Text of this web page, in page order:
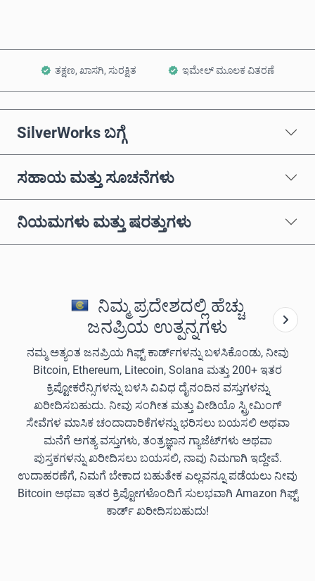
ತಕ್ಷಣ, ಖಾಸಗಿ, ಸುರಕ್ಷಿತ ಇಮೇಲ್ ಮೂಲಕ ವಿತರಣೆ
SilverWorks ಬಗ್ಗೆ
ಸಹಾಯ ಮತ್ತು ಸೂಚನೆಗಳು
ನಿಯಮಗಳು ಮತ್ತು ಷರತ್ತುಗಳು
ನಿಮ್ಮ ಪ್ರದೇಶದಲ್ಲಿ ಹೆಚ್ಚು
ಜನಪ್ರಿಯ ಉತ್ಪನ್ನಗಳು
ನಮ್ಮ ಅತ್ಯಂತ ಜನಪ್ರಿಯ ಗಿಫ್ಟ್ ಕಾರ್ಡ್‌ಗಳನ್ನು ಬಳಸಿಕೊಂಡು, ನೀವು
Bitcoin, Ethereum, Litecoin, Solana ಮತ್ತು 200+ ಇತರ
ಕ್ರಿಪ್ಟೋಕರೆನ್ಸಿಗಳನ್ನು ಬಳಸಿ ವಿವಿಧ ದೈನಂದಿನ ವಸ್ತುಗಳನ್ನು
ಖರೀದಿಸಬಹುದು. ನೀವು ಸಂಗೀತ ಮತ್ತು ವೀಡಿಯೊ ಸ್ಟ್ರೀಮಿಂಗ್
ಸೇವೆಗಳ ಮಾಸಿಕ ಚಂದಾದಾರಿಕೆಗಳನ್ನು ಭರಿಸಲು ಬಯಸಲಿ ಅಥವಾ
ಮನೆಗೆ ಅಗತ್ಯ ವಸ್ತುಗಳು, ತಂತ್ರಜ್ಞಾನ ಗ್ಯಾಜೆಟ್‌ಗಳು ಅಥವಾ
ಪುಸ್ತಕಗಳನ್ನು ಖರೀದಿಸಲು ಬಯಸಲಿ, ನಾವು ನಿಮಗಾಗಿ ಇದ್ದೇವೆ.
ಉದಾಹರಣೆಗೆ, ನಿಮಗೆ ಬೇಕಾದ ಬಹುತೇಕ ಎಲ್ಲವನ್ನೂ ಪಡೆಯಲು ನೀವು
Bitcoin ಅಥವಾ ಇತರ ಕ್ರಿಪ್ಟೋಗಳೊಂದಿಗೆ ಸುಲಭವಾಗಿ Amazon ಗಿಫ್ಟ್
ಕಾರ್ಡ್ ಖರೀದಿಸಬಹುದು!